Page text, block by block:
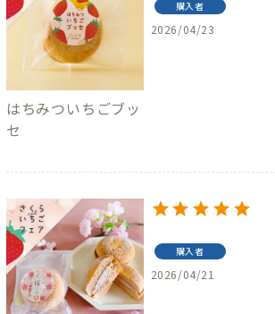
はちみついちごブッ
セ
購入者
2026/04/23
購入者
2026/04/21